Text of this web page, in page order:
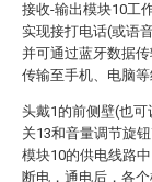
接收-输出模块10工
实现接打电话(或语
并可通过蓝牙数据
传输至手机、电脑等
头戴1的前侧壁(也
关13和音量调节旋
模块10的供电线路
断电，通电后，各